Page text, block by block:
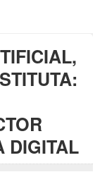
DIGITAL